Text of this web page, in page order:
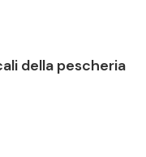
della pescheria